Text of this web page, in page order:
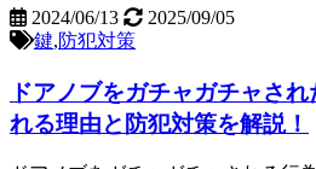
2024/06/13
2025/09/05
鍵,防犯対策
ドアノブをガチャガチャさ
れる理由と防犯対策を解説！